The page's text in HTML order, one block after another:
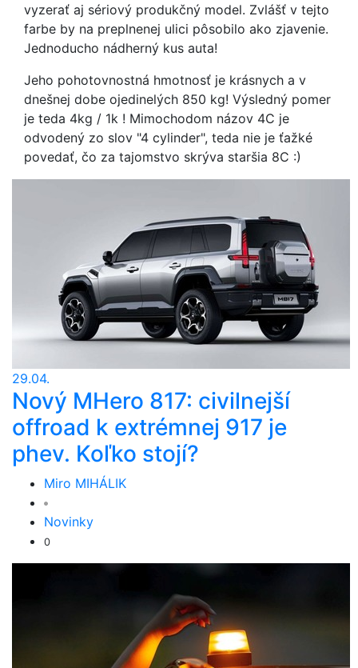
vyzerať aj sériový produkčný model. Zvlášť v tejto
farbe by na preplnenej ulici pôsobilo ako zjavenie.
Jednoducho nádherný kus auta!
Jeho pohotovnostná hmotnosť je krásnych a v
dnešnej dobe ojedinelých 850 kg! Výsledný pomer
je teda 4kg / 1k ! Mimochodom názov 4C je
odvodený zo slov "4 cylinder", teda nie je ťažké
povedať, čo za tajomstvo skrýva staršia 8C :)
29.04.
Nový MHero 817: civilnejší
offroad k extrémnej 917 je
phev. Koľko stojí?
Miro MIHÁLIK
Novinky
0